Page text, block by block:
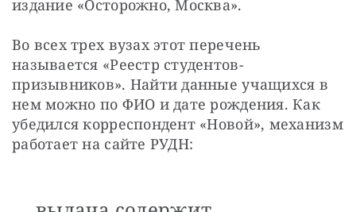
издание «Осторожно, Москва».
Во всех трех вузах этот перечень
называется «Реестр студентов-
призывников». Найти данные учащихся в
нем можно по ФИО и дате рождения. Как
убедился корреспондент «Новой», механизм
работает на сайте РУДН: